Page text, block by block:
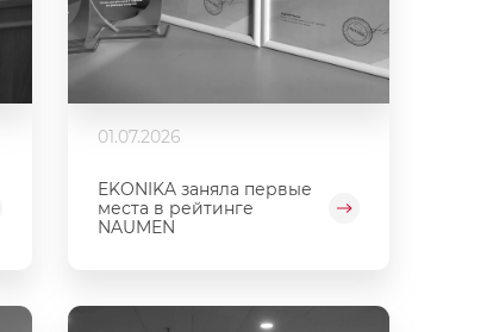
01.07.2026
EKONIKA заняла первые
места в рейтинге
NAUMEN